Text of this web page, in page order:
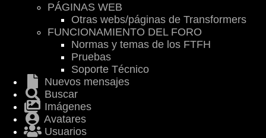
PÁGINAS WEB
Otras webs/páginas de Transformers
FUNCIONAMIENTO DEL FORO
Normas y temas de los FTFH
Pruebas
Soporte Técnico
Nuevos mensajes
Buscar
Imágenes
Avatares
Usuarios